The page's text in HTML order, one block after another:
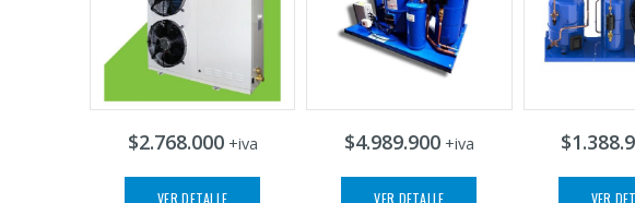
$2.768.000+iva
VER DETALLE
$4.989.900+iva
VER DETALLE VER